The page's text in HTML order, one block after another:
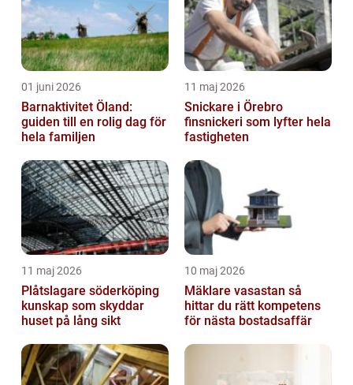
01 juni 2026
Barnaktivitet Öland:
guiden till en rolig dag för
hela familjen
11 maj 2026
Snickare i Örebro
finsnickeri som lyfter hela
fastigheten
11 maj 2026
Plåtslagare söderköping
kunskap som skyddar
huset på lång sikt
10 maj 2026
Mäklare vasastan så
hittar du rätt kompetens
för nästa bostadsaffär